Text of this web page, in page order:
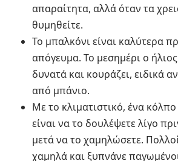
απαραίτητα, αλλά όταν τα
θυμηθείτε.
Το μπαλκόνι είναι καλύτερα
απόγευμα. Το μεσημέρι ο
δυνατά και κουράζει, ειδικά
από μπάνιο.
Με το κλιματιστικό, ένα
είναι να το δουλέψετε λίγο
μετά να το χαμηλώσετε.
χαμηλά και ξυπνάνε